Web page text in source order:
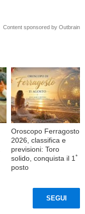
Content sponsored by Outbrain
Oroscopo Ferragosto
2026, classifica e
previsioni: Toro
solido, conquista il 1ﾟ
posto
SEGUI